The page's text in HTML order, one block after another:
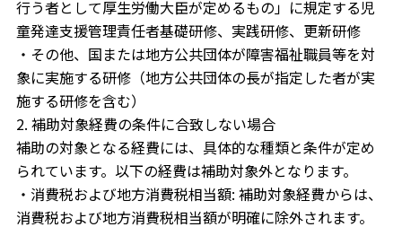
行う者として厚生労働大臣が定めるもの」に規定する児
童発達支援管理責任者基礎研修、実践研修、更新研修
・その他、国または地方公共団体が障害福祉職員等を対
象に実施する研修（地方公共団体の長が指定した者が実
施する研修を含む）
2. 補助対象経費の条件に合致しない場合
補助の対象となる経費には、具体的な種類と条件が定め
られています。以下の経費は補助対象外となります。
・消費税および地方消費税相当額: 補助対象経費からは、
消費税および地方消費税相当額が明確に除外されます。